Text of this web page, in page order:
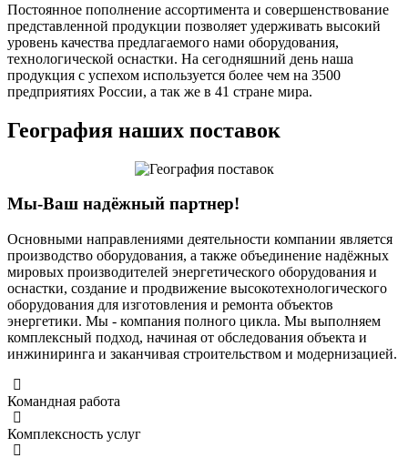
Постоянное пополнение ассортимента и совершенствование
представленной продукции позволяет удерживать высокий
уровень качества предлагаемого нами оборудования,
технологической оснастки. На сегодняшний день наша
продукция с успехом используется более чем на 3500
предприятиях России, а так же в 41 стране мира.
География наших поставок
Мы-Ваш надёжный партнер!
Основными направлениями деятельности компании является
производство оборудования, а также объединение надёжных
мировых производителей энергетического оборудования и
оснастки, создание и продвижение высокотехнологического
оборудования для изготовления и ремонта объектов
энергетики. Мы - компания полного цикла. Мы выполняем
комплексный подход, начиная от обследования объекта и
инжиниринга и заканчивая строительством и модернизацией.
Командная работа
Комплексность услуг